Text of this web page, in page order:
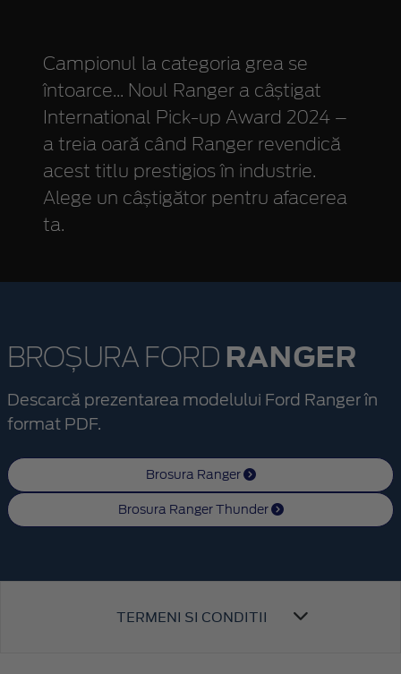
Campionul la categoria grea se
întoarce... Noul Ranger a câștigat
International Pick-up Award 2024 –
a treia oară când Ranger revendică
acest titlu prestigios în industrie.
Alege un câștigător pentru afacerea
ta.
BROȘURA FORD RANGER
Descarcă prezentarea modelului Ford Ranger în
format PDF.
Brosura Ranger
Brosura Ranger Thunder
TERMENI SI CONDITII